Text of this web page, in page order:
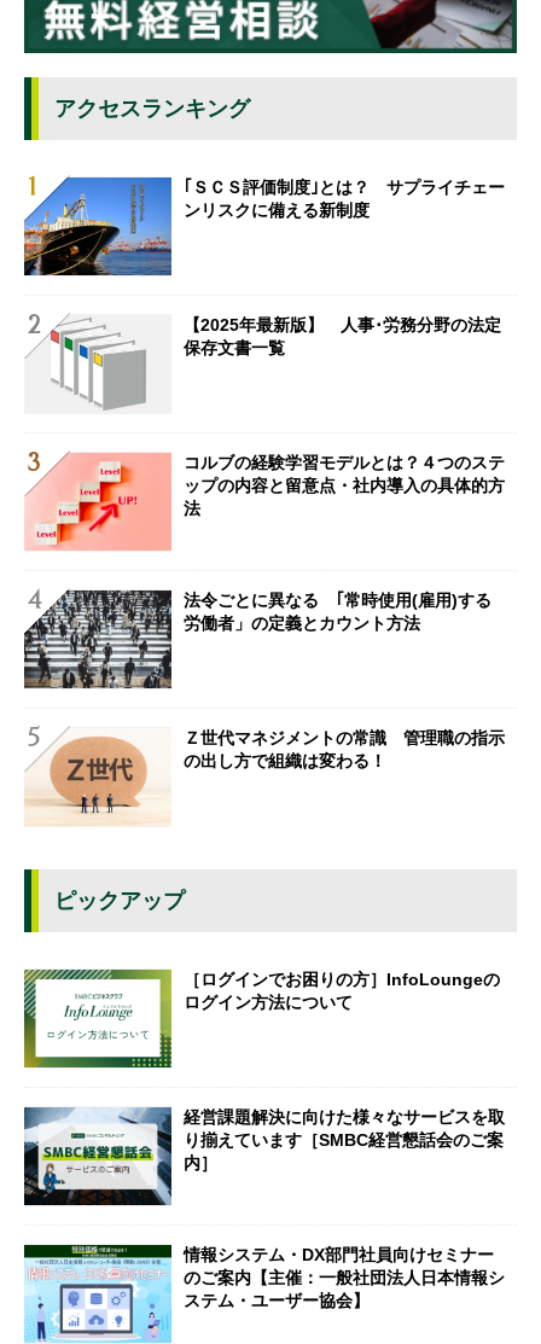
アクセスランキング
｢ＳＣＳ評価制度｣とは？ サプライチェー
ンリスクに備える新制度
【2025年最新版】 人事･労務分野の法定
保存文書一覧
コルブの経験学習モデルとは？４つのステ
ップの内容と留意点・社内導入の具体的方
法
法令ごとに異なる ｢常時使用(雇用)する
労働者」の定義とカウント方法
Ｚ世代マネジメントの常識 管理職の指示
の出し方で組織は変わる！
ピックアップ
［ログインでお困りの方］InfoLoungeの
ログイン方法について
経営課題解決に向けた様々なサービスを取
り揃えています［SMBC経営懇話会のご案
内］
情報システム・DX部門社員向けセミナー
のご案内【主催：一般社団法人日本情報シ
ステム・ユーザー協会】